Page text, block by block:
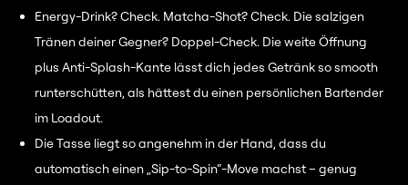
Energy-Drink? Check. Matcha-Shot? Check. Die salzigen
Tränen deiner Gegner? Doppel-Check. Die weite Öffnung
plus Anti-Splash-Kante lässt dich jedes Getränk so smooth
runterschütten, als hättest du einen persönlichen Bartender
im Loadout.
Die Tasse liegt so angenehm in der Hand, dass du
automatisch einen „Sip-to-Spin“-Move machst – genug